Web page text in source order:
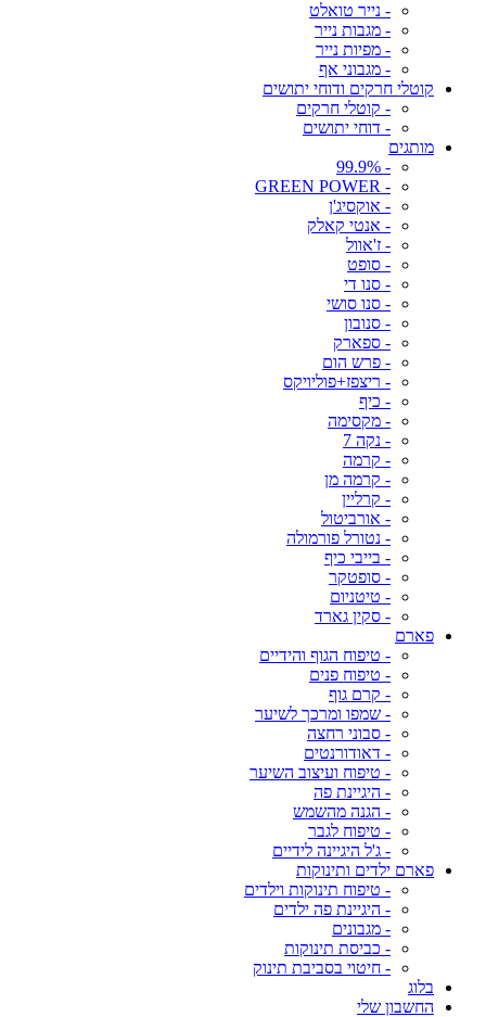
- נייר טואלט
- מגבות נייר
- מפיות נייר
- מגבוני אף
קוטלי חרקים ודוחי יתושים
- קוטלי חרקים
- דוחי יתושים
מותגים
- 99.9%
- GREEN POWER
- אוקסיג'ן
- אנטי קאלק
- ז'אוול
- סופט
- סנו די
- סנו סושי
- סנובון
- ספארק
- פרש הום
- ריצפז+פוליויקס
- כיף
- מקסימה
- נקה 7
- קרמה
- קרמה מן
- קרליין
- אורביטול
- נטורל פורמולה
- בייבי כיף
- סופטקר
- טיטניום
- סקין גארד
פארם
- טיפוח הגוף והידיים
- טיפוח פנים
- קרם גוף
- שמפו ומרכך לשיער
- סבוני רחצה
- דאודורנטים
- טיפוח ועיצוב השיער
- היגיינת פה
- הגנה מהשמש
- טיפוח לגבר
- ג'ל היגיינה לידיים
פארם ילדים ותינוקות
- טיפוח תינוקות וילדים
- היגיינת פה ילדים
- מגבונים
- כביסת תינוקות
- חיטוי בסביבת תינוק
בלוג
החשבון שלי